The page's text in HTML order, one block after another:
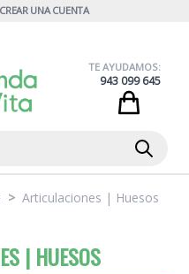
CREAR UNA CUENTA
Buscar
TE AYUDAMOS:
943 099 645
> Articulaciones | Huesos
| HUESOS